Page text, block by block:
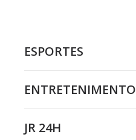
ESPORTES
ENTRETENIMENTO
JR 24H